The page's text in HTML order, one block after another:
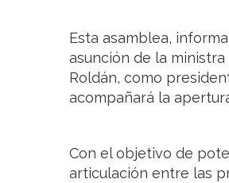
Esta asamblea,
asunción de la
Roldán, como
acompañará la
Con el objetivo de
articulación entre las